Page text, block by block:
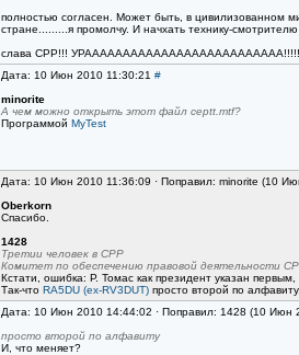
полностью согласен. Может быть, в цивилизованном
стране.........я промолчу. И начхать технику-
слава СРР!!! УРАААААААААААААААААААААААААА!!!!!
Дата: 10 Июн 2010 11:30:21 #
minorite
А чем можно открыть этот файл ceptt.mtf?
Программой MyTest
Дата: 10 Июн 2010 11:36:09 · Поправил: minorite (10
Oberkorn
Спасибо.
1428
Третии человек в СРР
Комитет по обеспечению правовой деятельности
Кстати, ошибка: Р. Томас как президент указан
Так-что RA5DU (ex-RV3DUT) просто второй по
Дата: 10 Июн 2010 14:44:02 · Поправил: 1428 (10 Июн
просто второй по алфавиту
И, что меняет?